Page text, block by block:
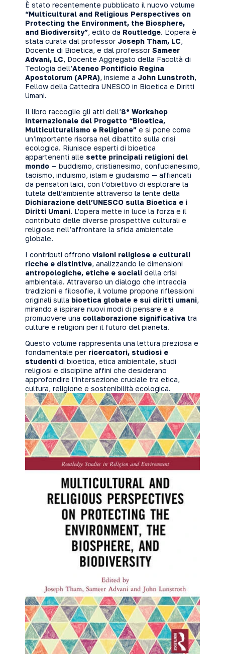
È stato recentemente pubblicato il nuovo volume
“Multicultural and Religious Perspectives on
Protecting the Environment, the Biosphere,
and Biodiversity”, edito da Routledge. L’opera è
stata curata dal professor Joseph Tham, LC,
Docente di Bioetica, e dal professor Sameer
Advani, LC, Docente Aggregato della Facoltà di
Teologia dell’Ateneo Pontificio Regina
Apostolorum (APRA), insieme a John Lunstroth,
Fellow della Cattedra UNESCO in Bioetica e Diritti
Umani.
Il libro raccoglie gli atti dell’8° Workshop
Internazionale del Progetto “Bioetica,
Multiculturalismo e Religione” e si pone come
un’importante risorsa nel dibattito sulla crisi
ecologica. Riunisce esperti di bioetica
appartenenti alle sette principali religioni del
mondo — buddismo, cristianesimo, confucianesimo,
taoismo, induismo, islam e giudaismo — affiancati
da pensatori laici, con l’obiettivo di esplorare la
tutela dell’ambiente attraverso la lente della
Dichiarazione dell’UNESCO sulla Bioetica e i
Diritti Umani. L’opera mette in luce la forza e il
contributo delle diverse prospettive culturali e
religiose nell’affrontare la sfida ambientale
globale.
I contributi offrono visioni religiose e culturali
ricche e distintive, analizzando le dimensioni
antropologiche, etiche e sociali della crisi
ambientale. Attraverso un dialogo che intreccia
tradizioni e filosofie, il volume propone riflessioni
originali sulla bioetica globale e sui diritti umani,
mirando a ispirare nuovi modi di pensare e a
promuovere una collaborazione significativa tra
culture e religioni per il futuro del pianeta.
Questo volume rappresenta una lettura preziosa e
fondamentale per ricercatori, studiosi e
studenti di bioetica, etica ambientale, studi
religiosi e discipline affini che desiderano
approfondire l’intersezione cruciale tra etica,
cultura, religione e sostenibilità ecologica.